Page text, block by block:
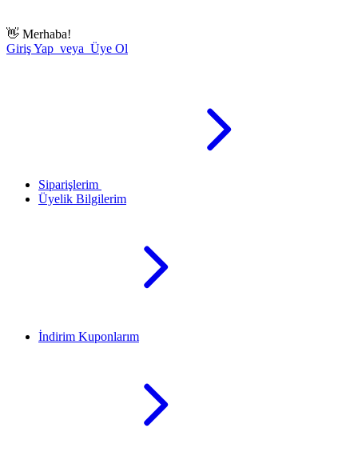
👋 Merhaba!
Giriş Yap veya Üye Ol
Siparişlerim
Üyelik Bilgilerim
İndirim Kuponlarım